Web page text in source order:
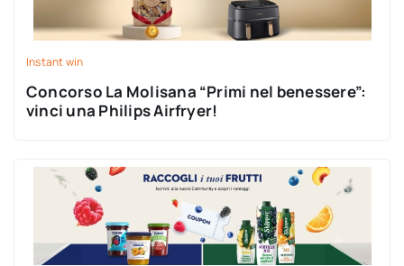
Instant win
Concorso La Molisana “Primi nel benessere”:
vinci una Philips Airfryer!